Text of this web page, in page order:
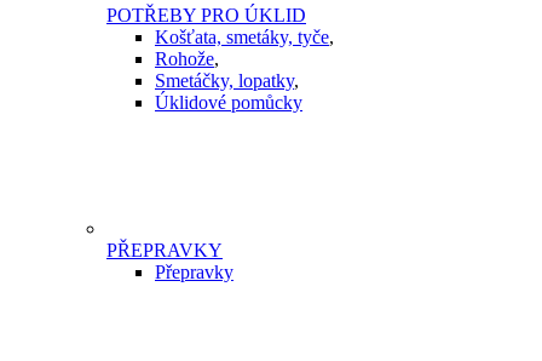
POTŘEBY PRO ÚKLID
Košťata, smetáky, tyče,
Rohože,
Smetáčky, lopatky,
Úklidové pomůcky
PŘEPRAVKY
Přepravky